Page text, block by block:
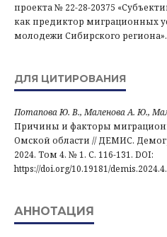
проекта № 22-28-20375
как предиктор миграционных
молодежи Сибирского региона».
ДЛЯ ЦИТИРОВАНИЯ
Потапова Ю. В., Маленова А. Ю.,
Причины и факторы
Омской области // ДЕМИС.
2024. Том 4. № 1. С. 116-131. DOI:
https://doi.org/10.19181/
АННОТАЦИЯ